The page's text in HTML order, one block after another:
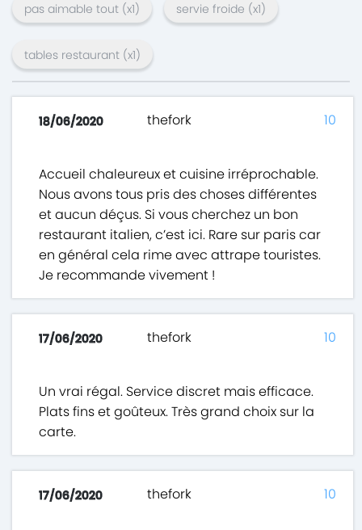
pas aimable tout (x1) servie froide (x1)
tables restaurant (x1)
18/06/2020 thefork
Accueil chaleureux et cuisine irréprochable.
Nous avons tous pris des choses différentes
et aucun déçus. Si vous cherchez un bon
restaurant italien, c’est ici. Rare sur paris car
en général cela rime avec attrape touristes.
Je recommande vivement !
10
17/06/2020 thefork
Un vrai régal. Service discret mais efficace.
Plats fins et goûteux. Très grand choix sur la
carte.
10
17/06/2020 thefork 10